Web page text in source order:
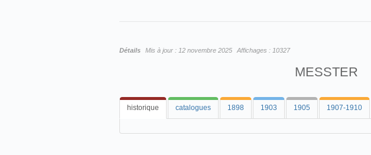
Détails Mis à jour : 12 novembre 2025 Affichages : 10327
MESSTER
historique catalogues 1898 1903 1905 1907-1910